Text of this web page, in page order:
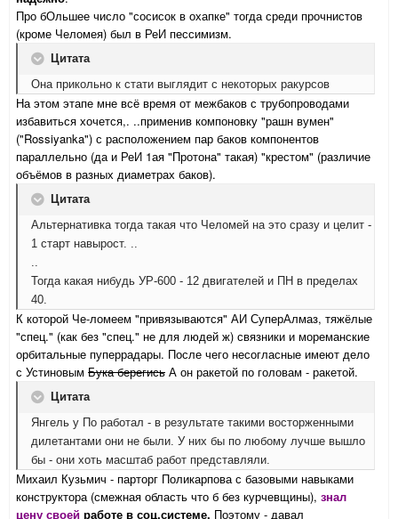
Про бОльшее число "сосисок в охапке" тогда среди прочнистов
(кроме Челомея) был в РеИ пессимизм.
Цитата
Она прикольно к стати выглядит с некоторых ракурсов
На этом этапе мне всё время от межбаков с трубопроводами
избавиться хочется,. ..применив компоновку "рашн вумен"
("Rossiyanka") с расположением пар баков компонентов
параллельно (да и РеИ 1ая "Протона" такая) "крестом" (различие
объёмов в разных диаметрах баков).
Цитата
Альтернативка тогда такая что Челомей на это сразу и целит -
1 старт навырост. ..
..
Тогда какая нибудь УР-600 - 12 двигателей и ПН в пределах
40.
К которой Че-ломеем "привязываются" АИ СуперАлмаз, тяжёлые
"спец." (как без "спец." не для людей ж) связники и мореманские
орбитальные пуперрадары. После чего несогласные имеют дело
с Устиновым Бука берегись А он ракетой по головам - ракетой.
Цитата
Янгель у По работал - в результате такими восторженными
дилетантами они не были. У них бы по любому лучше вышло
бы - они хоть масштаб работ представляли.
Михаил Кузьмич - парторг Поликарпова с базовыми навыками
конструктора (смежная область что б без курчевщины), знал
цену своей работе в соц.системе. Поэтому - давал